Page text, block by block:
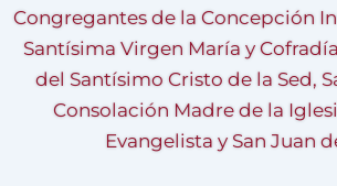
Congregantes de la Concepción
Santísima Virgen María y
del Santísimo Cristo de la Sed,
Consolación Madre de la
Evangelista y San Juan